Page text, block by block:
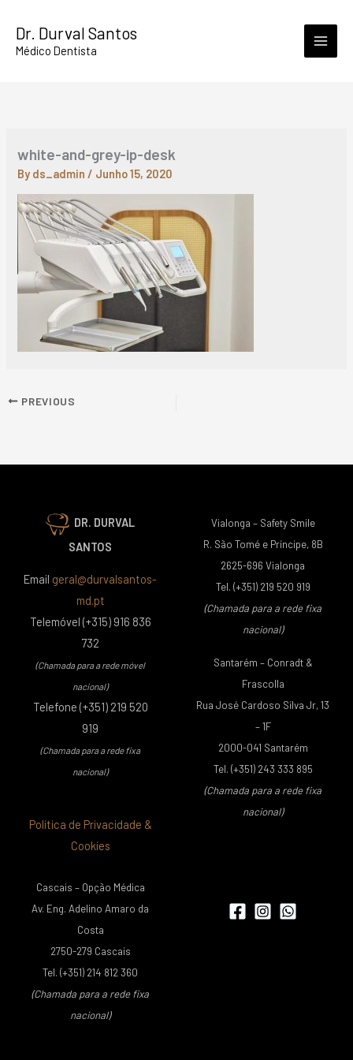
content
Dr. Durval Santos
Médico Dentista
white-and-grey-ip-desk
By ds_admin/ Junho 15, 2020
PREVIOUS
DR. DURVAL
SANTOS
Email geral@durvalsantos-
md.pt
Telemóvel (+315) 916 836
732
(Chamada para a rede móvel
nacional)
Telefone (+351) 219 520
919
(Chamada para a rede fixa
nacional)
Política de Privacidade &
Cookies
Vialonga – Safety Smile
R. São Tomé e Príncipe, 8B
2625-696 Vialonga
Tel. (+351) 219 520 919
(Chamada para a rede fixa
nacional)
Santarém – Conradt &
Frascolla
Rua José Cardoso Silva Jr, 13
– 1F
2000-041 Santarém
Tel. (+351) 243 333 895
(Chamada para a rede fixa
nacional)
Cascais – Opção Médica
Av. Eng. Adelino Amaro da
Costa
2750-279 Cascais
Tel. (+351) 214 812 360
(Chamada para a rede fixa
nacional)